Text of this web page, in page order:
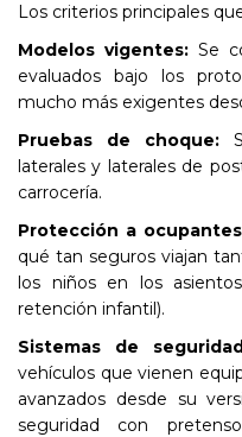
Los criterios principales
Modelos vigentes: Se
evaluados bajo los
mucho más exigentes
Pruebas de choque:
laterales y laterales de
carrocería.
Protección a
qué tan seguros viajan
los niños en los
retención infantil).
Sistemas de
vehículos que vienen
avanzados desde su
seguridad con